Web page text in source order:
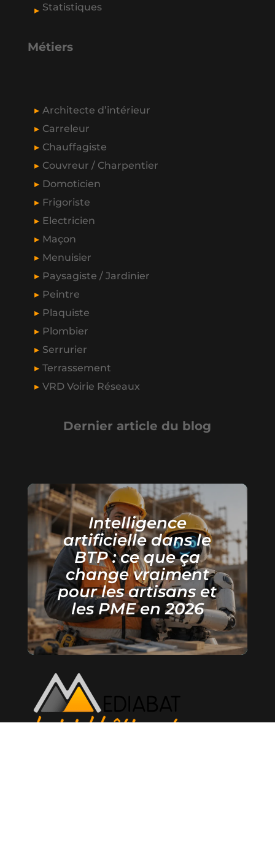
Statistiques
Métiers
Architecte d’intérieur
Carreleur
Chauffagiste
Couvreur / Charpentier
Domoticien
Frigoriste
Electricien
Maçon
Menuisier
Paysagiste / Jardinier
Peintre
Plaquiste
Plombier
Serrurier
Terrassement
VRD Voirie Réseaux
Dernier article du blog
Intelligence
artificielle dans le
BTP : ce que ça
change vraiment
pour les artisans et
les PME en 2026